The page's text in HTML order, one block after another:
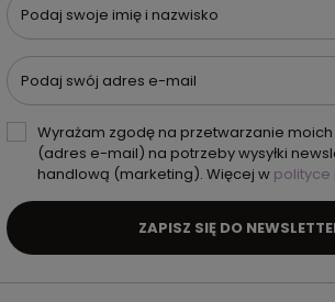
Podaj swoje imię i nazwisko
Podaj swój adres e-mail
Wyrażam zgodę na przetwarzanie
(adres e-mail) na potrzeby wysyłki
handlową (marketing). Więcej w polityce
ZAPISZ SIĘ DO